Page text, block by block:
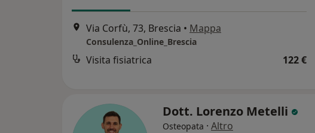
Via Corfù, 73, Brescia • Mappa
Consulenza_Online_Brescia
Visita fisiatrica 122 €
Dott. Lorenzo Metelli
Osteopata · Altro